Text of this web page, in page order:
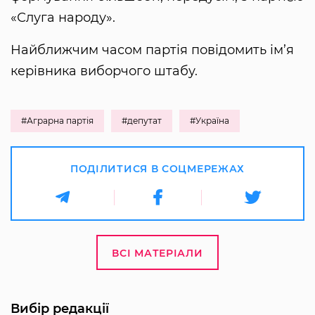
«Слуга народу».
Найближчим часом партія повідомить ім’я
керівника виборчого штабу.
#Аграрна партія #депутат #Україна
ПОДІЛИТИСЯ В СОЦМЕРЕЖАХ
ВСІ МАТЕРІАЛИ
Вибір редакції